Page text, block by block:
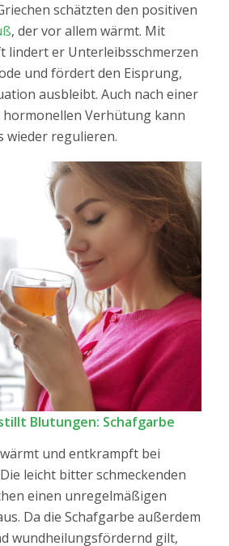
schätzten den positiven
, der vor allem wärmt. Mit
lindert er Unterleibsschmerzen
und fördert den Eisprung,
ausbleibt. Auch nach einer
hormonellen Verhütung kann
wieder regulieren.
Blutungen: Schafgarbe
wärmt und entkrampft bei
leicht bitter schmeckenden
einen unregelmäßigen
Da die Schafgarbe außerdem
wundheilungsfördernd gilt,